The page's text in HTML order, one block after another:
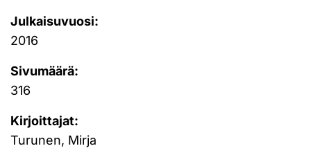
Julkaisuvuosi:
2016
Sivumäärä:
316
Kirjoittajat:
Turunen, Mirja